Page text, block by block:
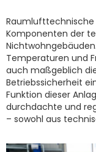
Raumlufttechnische
Komponenten der
Temperaturen und
auch maßgeblich
Betriebssicherheit
Funktion dieser
durchdachte und
– sowohl aus